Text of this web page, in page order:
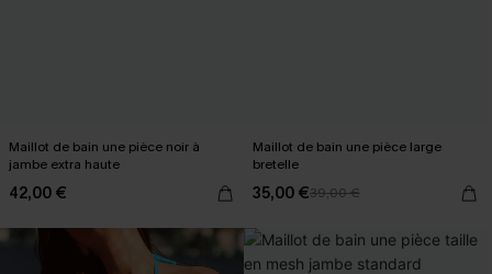
Maillot de bain une pièce noir à
jambe extra haute
42,00 €
Maillot de bain une pièce large
bretelle
35,00 €39,00 €